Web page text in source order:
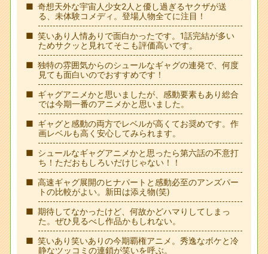
奇想天外な宇宙人少女2人と優し過ぎるヤクザが送
る、未体験コメディ。登場人物全てに注目！
笑いあり人情ありで面白かったです。1話完結が多い
ためサクッと見れてそこも評価高いです。
独特の雰囲気からのシュールなギャグの連発で、何度
見ても面白いのでおすすめです！
ギャグアニメかと思いましたが、感動要素もあり総合
では今期一番のアニメかと思いました。
ギャグと感動の両方でレベルが高くてお奨めです。作
画レベルも高く安心してみられます。
シュールなギャグアニメかと思ったら第六話の不意打
ち！ただおもしろいだけじゃない！！
高速ギャグ展開のヒナパートと感動必至のアンズパー
トの比較がよい。新田は添え物(笑)
期待してなかったけど、何故かどハマりしてしまっ
た。ぜひ見るべし作品かもしれない。
笑いあり笑いありの今期覇権アニメ。秀逸なボケと冷
静なツッコミの連鎖が笑いを呼ぶ。